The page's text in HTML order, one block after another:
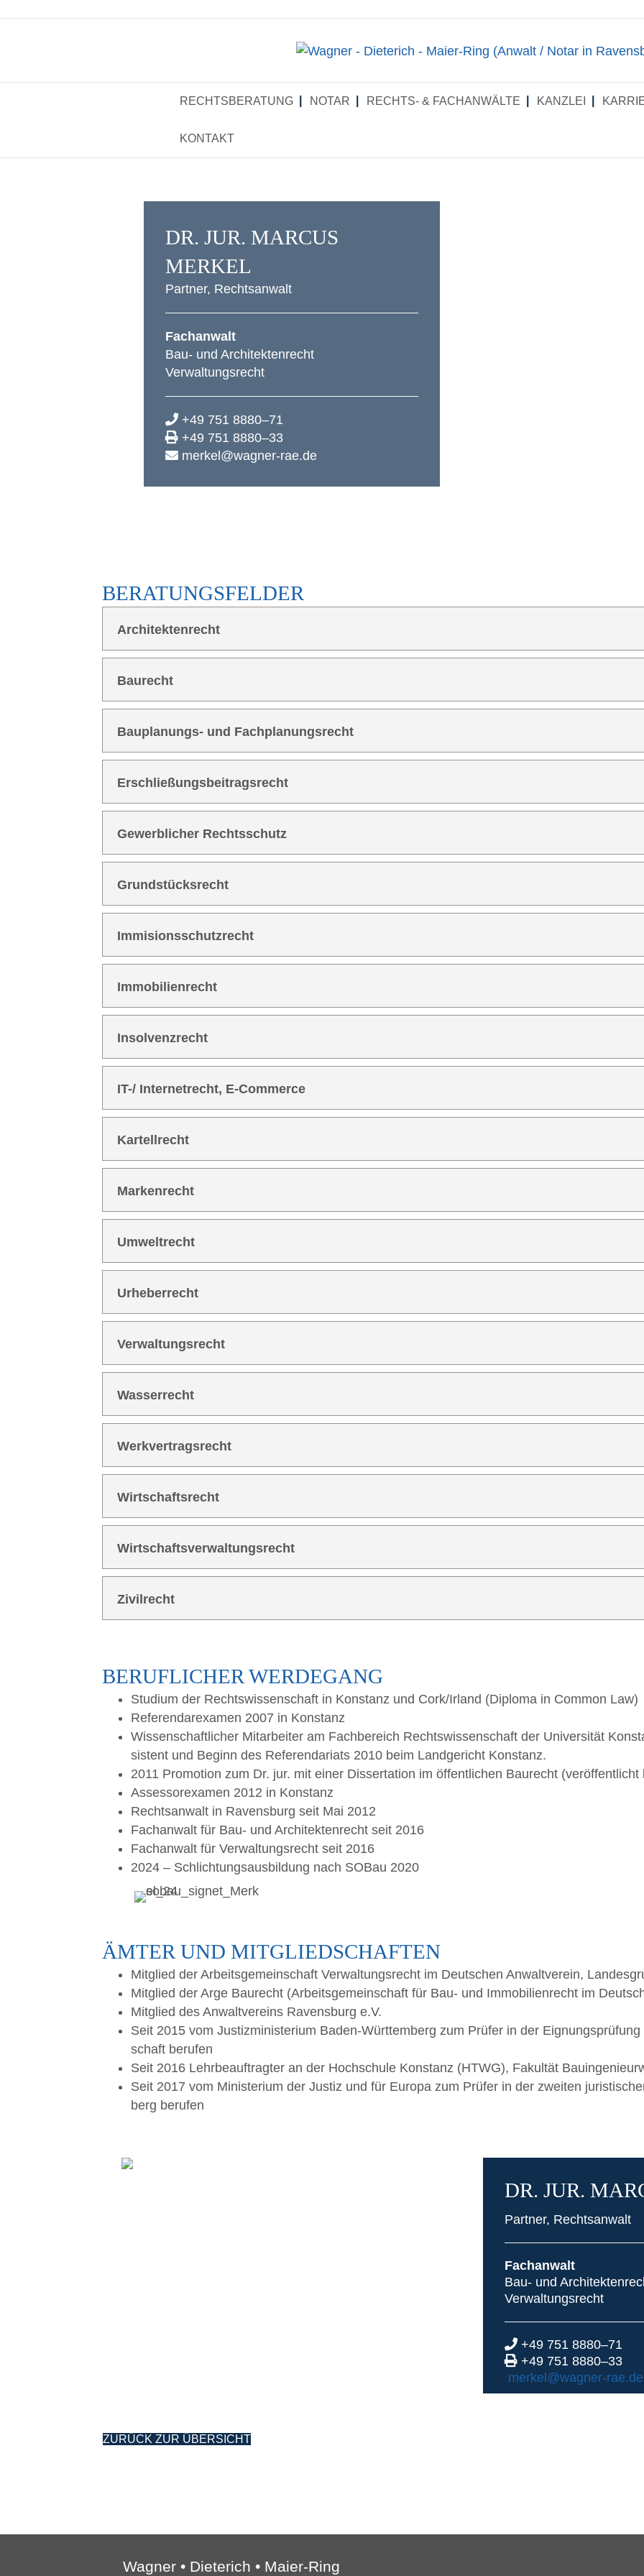
RECHTS­BE­RA­TUNG NOTAR RECHTS- & FACHANWÄLTE KANZ­LEI
KON­TAKT
DR. JUR. MAR­CUS
MERKEL
Part­ner, Rechtsanwalt
Fach­an­walt
Bau- und Architektenrecht
Verwaltungsrecht
+49 751 8880–71
+49 751 8880–33
merkel@wagner-rae.de
BERA­TUNGS­FEL­DER
Archi­tek­ten­recht
Bau­recht
Bau­pla­nungs- und Fachplanungsrecht
Erschlie­ßungs­bei­trags­recht
Gewerb­li­cher Rechtsschutz
Grund­stücks­recht
Immi­si­ons­schutz­recht
Immo­bi­li­en­recht
Insol­venz­recht
IT-/ Inter­net­recht, E‑Commerce
Kar­tell­recht
Mar­ken­recht
Umwelt­recht
Urhe­ber­recht
Ver­wal­tungs­recht
Was­ser­recht
Werk­ver­trags­recht
Wirt­schafts­recht
Wirt­schafts­ver­wal­tungs­recht
Zivil­recht
BERUF­LI­CHER WERDEGANG
Stu­di­um der Rechts­wis­sen­schaft in Kon­stanz und Cork/Irland (Diplo­ma in Com­mon Law)
Refe­ren­dar­ex­amen 2007 in Konstanz
Wis­sen­schaft­li­cher Mit­ar­bei­ter am Fach­be­reich Rechts­wis­sen­schaft der Uni­ver­si­tät
sis­tent und Beginn des Refe­ren­da­ri­ats 2010 beim Land­ge­richt Konstanz.
2011 Pro­mo­ti­on zum Dr. jur. mit einer Dis­ser­ta­ti­on im öffent­li­chen Bau­recht
Asses­sor­ex­amen 2012 in Konstanz
Rechts­an­walt in Ravens­burg seit Mai 2012
Fach­an­walt für Bau- und Archi­tek­ten­recht seit 2016
Fach­an­walt für Ver­wal­tungs­recht seit 2016
2024 – Schlich­tungs­aus­bil­dung nach SOBau 2020
ÄMTER UND MITGLIEDSCHAFTEN
Mit­glied der Arbeits­ge­mein­schaft Ver­wal­tungs­recht im Deut­schen Anwalt­ver­ein,
Mit­glied der Arge Bau­recht (Arbeits­ge­mein­schaft für Bau- und Immo­bi­li­en­recht im
Mit­glied des Anwalt­ver­eins Ravens­burg e.V.
Seit 2015 vom Jus­tiz­mi­nis­te­ri­um Baden-Würt­tem­berg zum Prü­fer in der
schaft berufen
Seit 2016 Lehr­be­auf­trag­ter an der Hoch­schu­le Kon­stanz (HTWG), Fakul­tät
Seit 2017 vom Minis­te­ri­um der Jus­tiz und für Euro­pa zum Prü­fer in der zwei­ten
berg berufen
DR. JUR.
Part­ner, Rechtsanwalt
Fach­an­walt
Bau- und
Verwaltungsrecht
+49 751 8880–71
+49 751 8880–33
merkel@wagner-rae.de
ZURÜCK ZUR ÜBERSICHT
Wag­ner • Die­te­rich • Maier-Ring